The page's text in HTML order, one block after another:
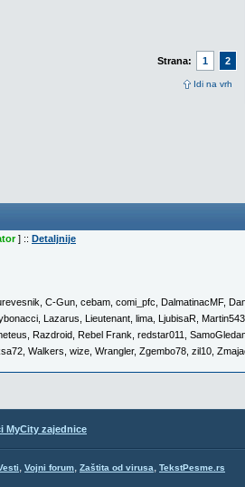
Strana: 1 2
Idi na vrh
] :: Detaljnije
C-Gun cebam comi_pfc DalmatinacMF,
Lazarus Lieutenant lima LjubisaR Martin543
Razdroid Rebel Frank redstar011
Walkers wize Wrangler, Zgembo78 zil10
MyCity zajednice
, Vojni forum, Zaštita od virusa, TekstPesme.rs